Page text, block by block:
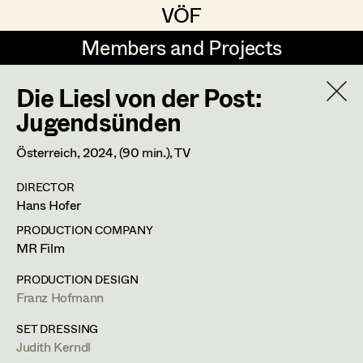
VÖF
VÖF
Members and Projects
Members and Projects
DE EN HOME
Art Department
Costume Department
Retired Members
Honorary Members
Production Design
Production Design Assistant
Art Direction
Assistant Art Director
Set Decoration
Rudi Czettel
Gerhard Dohr
Andreas Donhauser
Christine Dosch
Christine Egger
Andreas Ertl
Gerald Freimuth
Franz Hofmann
Production Design
Die Liesl von der Post:
Jugendsünden
Österreich,2024, (90 min.), TV
DIRECTOR
Hans Hofer
PRODUCTION COMPANY
MR Film
PRODUCTION DESIGN
Franz Hofmann
SET DRESSING
Judith Kerndl